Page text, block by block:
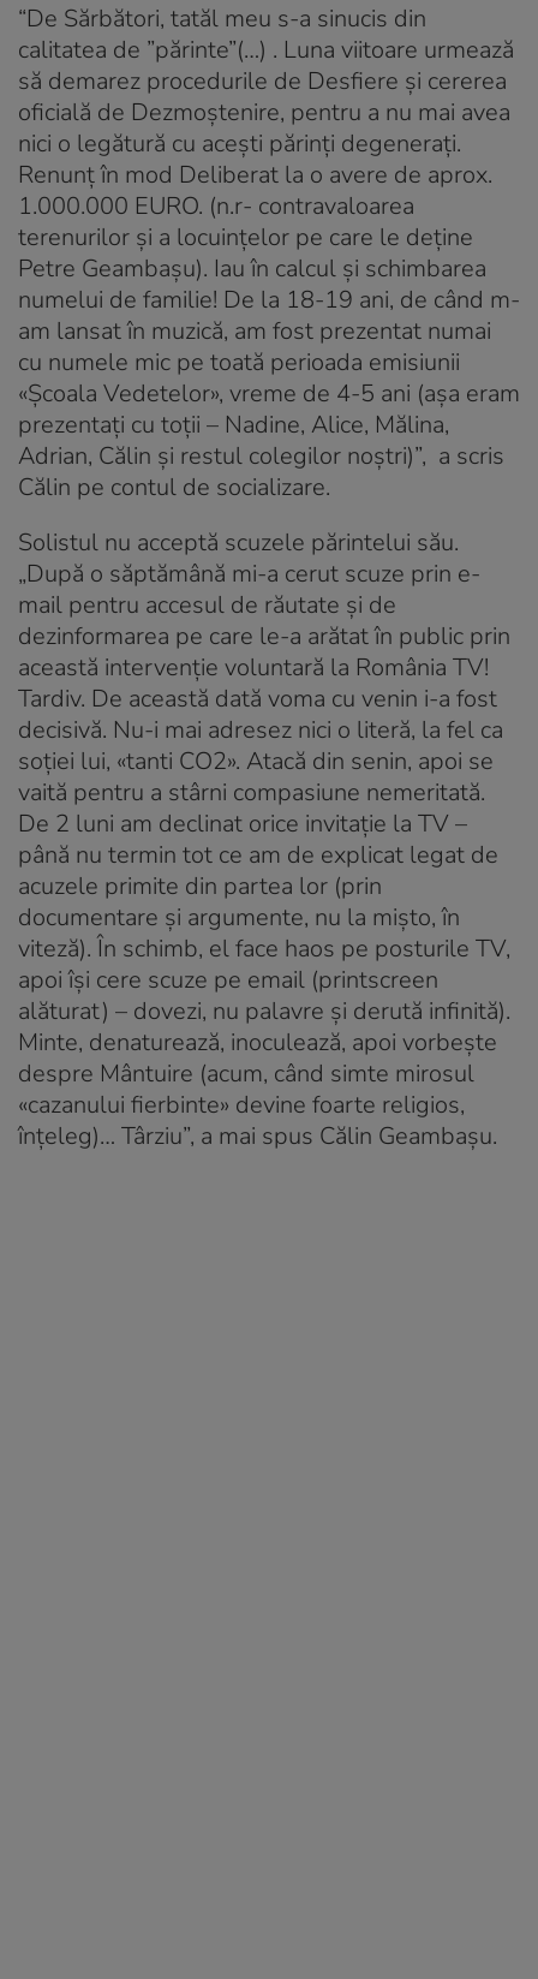
“De Sărbători, tatăl meu s-a sinucis din
calitatea de ”părinte”(…) . Luna viitoare urmează
să demarez procedurile de Desfiere şi cererea
oficială de Dezmoştenire, pentru a nu mai avea
nici o legătură cu aceşti părinţi degeneraţi.
Renunţ în mod Deliberat la o avere de aprox.
1.000.000 EURO. (n.r- contravaloarea
terenurilor şi a locuinţelor pe care le deţine
Petre Geambaşu). Iau în calcul şi schimbarea
numelui de familie! De la 18-19 ani, de când m-
am lansat în muzică, am fost prezentat numai
cu numele mic pe toată perioada emisiunii
«Şcoala Vedetelor», vreme de 4-5 ani (aşa eram
prezentaţi cu toţii – Nadine, Alice, Mălina,
Adrian, Călin şi restul colegilor noştri)”, a scris
Călin pe contul de socializare.
Solistul nu acceptă scuzele părintelui său.
„După o săptămână mi-a cerut scuze prin e-
mail pentru accesul de răutate şi de
dezinformarea pe care le-a arătat în public prin
această intervenţie voluntară la România TV!
Tardiv. De această dată voma cu venin i-a fost
decisivă. Nu-i mai adresez nici o literă, la fel ca
soţiei lui, «tanti CO2». Atacă din senin, apoi se
vaită pentru a stârni compasiune nemeritată.
De 2 luni am declinat orice invitaţie la TV –
până nu termin tot ce am de explicat legat de
acuzele primite din partea lor (prin
documentare şi argumente, nu la mişto, în
viteză). În schimb, el face haos pe posturile TV,
apoi îşi cere scuze pe email (printscreen
alăturat) – dovezi, nu palavre şi derută infinită).
Minte, denaturează, inoculează, apoi vorbeşte
despre Mântuire (acum, când simte mirosul
«cazanului fierbinte» devine foarte religios,
înţeleg)… Târziu”, a mai spus Călin Geambaşu.